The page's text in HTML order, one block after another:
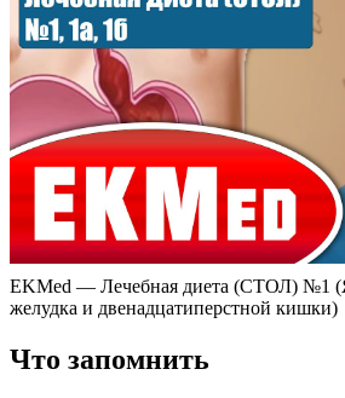
EKMed — Лечебная диета (СТОЛ) №1
желудка и двенадцатиперстной кишки)
Что запомнить